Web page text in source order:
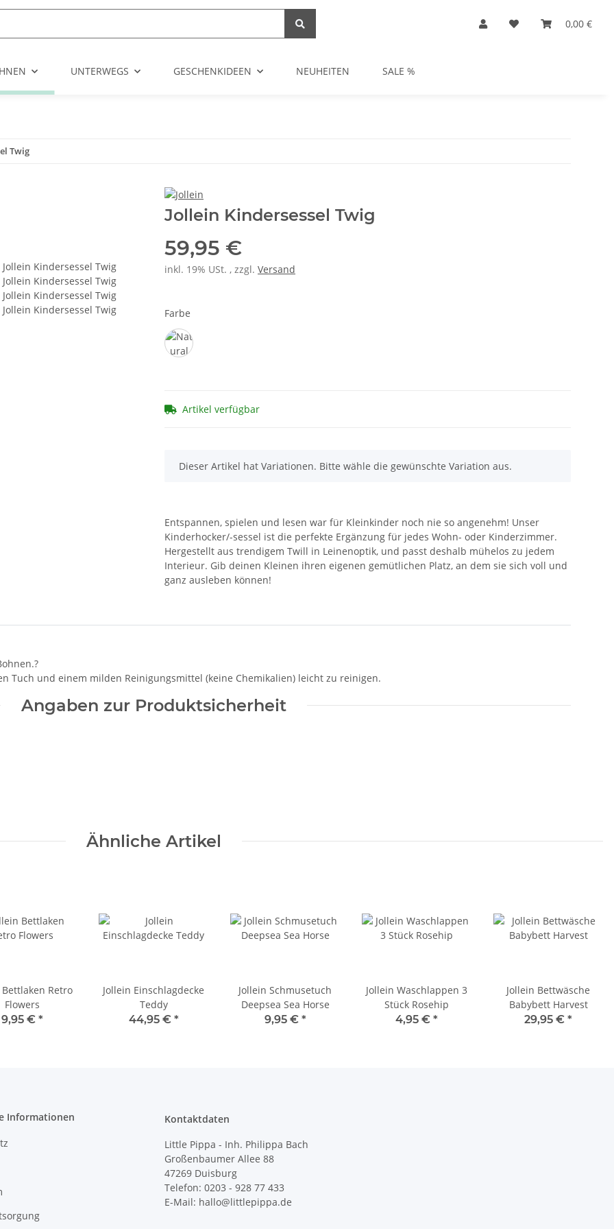
0,00 €
UNTERWEGS GESCHENKIDEEN NEUHEITEN SALE %
Twig
Jollein Kindersessel Twig
59,95 €
inkl. 19% USt. , zzgl. Versand
Farbe
Artikel verfügbar
x
Dieser Artikel hat Variationen. Bitte wähle die gewünschte Variation aus.
Entspannen, spielen und lesen war für Kleinkinder noch nie so angenehm! Unser
Kinderhocker/-sessel ist die perfekte Ergänzung für jedes Wohn- oder Kinderzimmer.
Hergestellt aus trendigem Twill in Leinenoptik, und passt deshalb mühelos zu jedem
Interieur. Gib deinen Kleinen ihren eigenen gemütlichen Platz, an dem sie sich voll und
ganz ausleben können!
Tuch und einem milden Reinigungsmittel (keine Chemikalien) leicht zu reinigen.
Angaben zur Produktsicherheit
Ähnliche Artikel
Bettlaken Retro
Flowers
9,95 € *
Jollein Einschlagdecke
Teddy
44,95 € *
Jollein Schmusetuch
Deepsea Sea Horse
9,95 € *
Jollein Waschlappen 3
Stück Rosehip
4,95 € *
Jollein Bettwäsche
Babybett Harvest
29,95 € *
Informationen
Kontaktdaten
Little Pippa - Inh. Philippa Bach
Großenbaumer Allee 88
47269 Duisburg
Telefon: 0203 - 928 77 433
E-Mail: hallo@littlepippa.de